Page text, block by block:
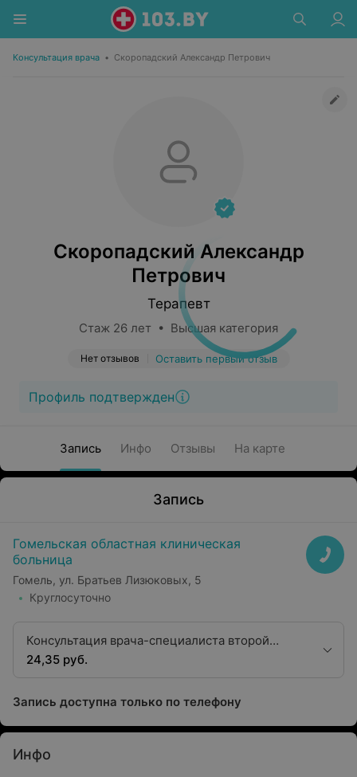
Консультация врача • Скоропадский Александр Петрович
Скоропадский Александр
Петрович
Терапевт
Стаж 26 лет • Высшая категория
Нет отзывов Оставить первый отзыв
Профиль подтвержден
Запись Инфо Отзывы На карте
Запись
Гомельская областная клиническая
больница
Гомель, ул. Братьев Лизюковых, 5
Круглосуточно
Консультация врача-специалиста второй
квалификационной категории
24,35 руб.
Запись доступна только по телефону
Инфо